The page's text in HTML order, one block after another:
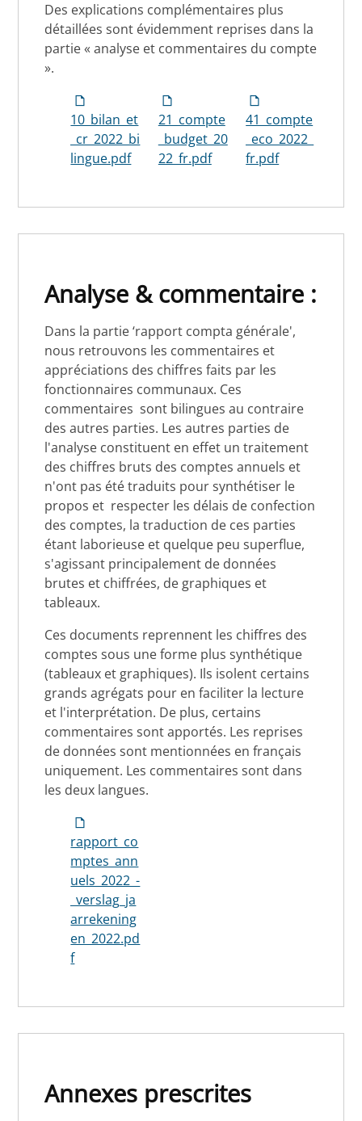
Des explications complémentaires plus
détaillées sont évidemment reprises dans la
partie « analyse et commentaires du compte
».
10_bilan_et
_cr_2022_bi
lingue.pdf
21_compte
_budget_20
22_fr.pdf
41_compte
_eco_2022_
fr.pdf
Analyse & commentaire :
Dans la partie ‘rapport compta générale',
nous retrouvons les commentaires et
appréciations des chiffres faits par les
fonctionnaires communaux. Ces
commentaires sont bilingues au contraire
des autres parties. Les autres parties de
l'analyse constituent en effet un traitement
des chiffres bruts des comptes annuels et
n'ont pas été traduits pour synthétiser le
propos et respecter les délais de confection
des comptes, la traduction de ces parties
étant laborieuse et quelque peu superflue,
s'agissant principalement de données
brutes et chiffrées, de graphiques et
tableaux.
Ces documents reprennent les chiffres des
comptes sous une forme plus synthétique
(tableaux et graphiques). Ils isolent certains
grands agrégats pour en faciliter la lecture
et l'interprétation. De plus, certains
commentaires sont apportés. Les reprises
de données sont mentionnées en français
uniquement. Les commentaires sont dans
les deux langues.
rapport_co
mptes_ann
uels_2022_-
_verslag_ja
arrekening
en_2022.pd
f
Annexes prescrites